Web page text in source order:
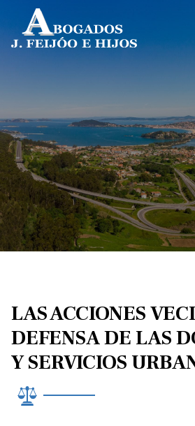
LAS ACCIONES
DEFENSA DE LAS
Y SERVICIOS